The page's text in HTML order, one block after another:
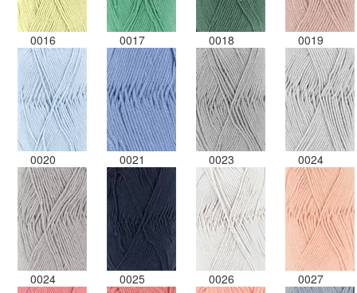
0016 0017 0018 0019
0020 0021 0023 0024
0024 0025 0026 0027